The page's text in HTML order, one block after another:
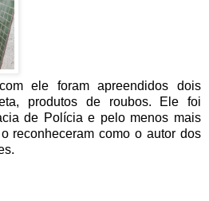
ele foram apreendidos dois
produtos de roubos. Ele foi
de Polícia e pelo menos mais
reconheceram como o autor dos